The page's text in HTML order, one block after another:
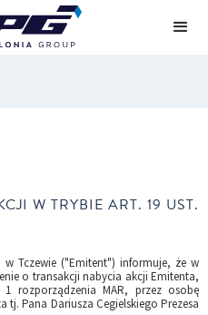
W TRYBIE ART. 19 UST.
Tczewie ("Emitent") informuje, że w
o transakcji nabycia akcji Emitenta,
rozporządzenia MAR, przez osobę
Pana Dariusza Cegielskiego Prezesa